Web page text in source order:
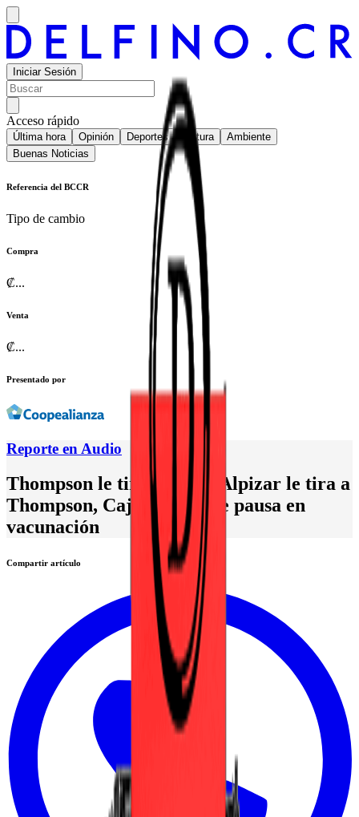
Iniciar Sesión
Acceso rápido
Última hora Opinión Deportes Cultura
Ambiente
Buenas Noticias
Referencia del BCCR
Tipo de cambio
Compra
₡...
Venta
₡...
Presentado por
Reporte en Audio
Thompson le tira al PAC, Alpizar le tira a
Thompson, Caja desmiente pausa en
vacunación
Compartir artículo